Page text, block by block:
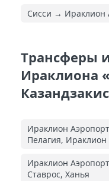
Сисси → Ираклион
Трансферы
Ираклиона
Ираклион
Пелагия, Ираклион
Ираклион
Ставрос, Ханья